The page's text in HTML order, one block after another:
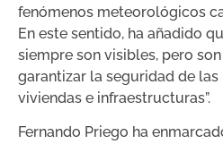
fenómenos meteorológicos
En este sentido, ha añadido
siempre son visibles, pero
garantizar la seguridad de
viviendas e infraestructuras”.
Fernando Priego ha